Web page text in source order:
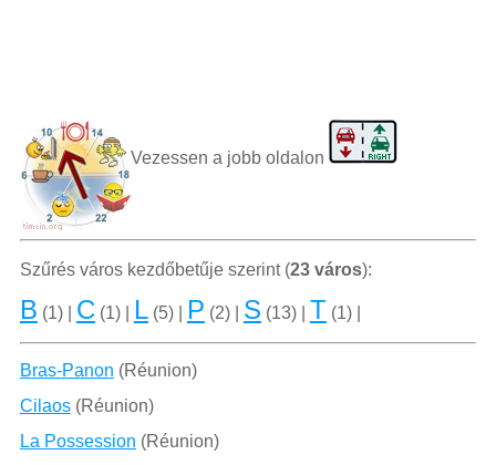
Vezessen a jobb oldalon
Szűrés város kezdőbetűje szerint (23 város):
B (1) | C (1) | L(5) | P (2) | S (13) | T (1) |
Bras-Panon (Réunion)
Cilaos(Réunion)
La Possession (Réunion)